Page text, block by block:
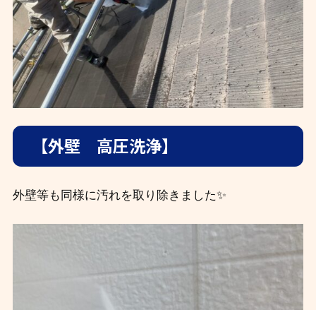
【外壁 高圧洗浄】
外壁等も同様に汚れを取り除きました✨